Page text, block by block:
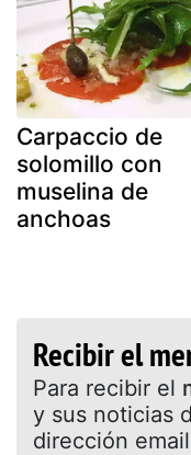
Carpaccio de
solomillo con
muselina de
anchoas
Recibir el
Para recibir el
y sus noticias
dirección